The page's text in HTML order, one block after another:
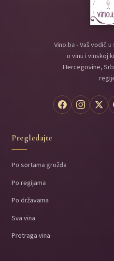
Vino.ba - Vaš vodič
o vinu i vinskoj
Hercegovine,
Pregledajte
Po sortama grožđa
Po regijama
Po državama
Sva vina
Pretraga vina